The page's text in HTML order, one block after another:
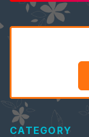
CATEGORY